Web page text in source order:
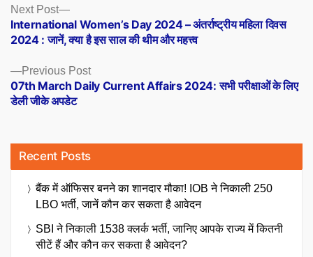
Posts
navigation
Previous PostPrevious
post:
07th March Daily Current Affairs 2024: सभी परीक्षाओं के लिए
डेली जीके अपडेट
Next Post
Next
post:
International Women’s Day 2024 – अंतर्राष्ट्रीय महिला दिवस
2024 : जानें, क्या है इस साल की थीम और महत्त्व
Recent Posts
बैंक में ऑफिसर बनने का शानदार मौका! IOB ने निकाली 250
LBO भर्ती, जानें कौन कर सकता है आवेदन
SBI ने निकाली 1538 क्लर्क भर्ती, जानिए आपके राज्य में कितनी
सीटें हैं और कौन कर सकता है आवेदन?